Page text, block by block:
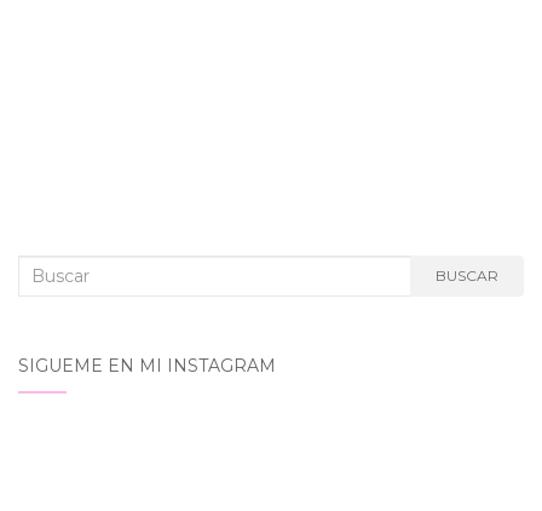
Buscar: BUSCAR
SIGUEME EN MI INSTAGRAM